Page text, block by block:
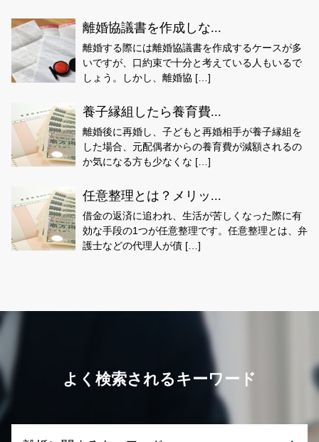
離婚協議書を作成しな...
離婚する際には離婚協議書を作成するケースが多
いですが、口約束で十分と考えている人もいるで
しょう。しかし、離婚協 […]
養子縁組したら養育費...
離婚後に再婚し、子どもと再婚相手が養子縁組を
した場合、元配偶者からの養育費が減額されるの
か気になる方も少なくな […]
任意整理とは？メリッ...
借金の返済に追われ、生活が苦しくなった際に有
効な手段の1つが任意整理です。任意整理とは、弁
護士などの代理人が債 […]
よく検索されるキーワード